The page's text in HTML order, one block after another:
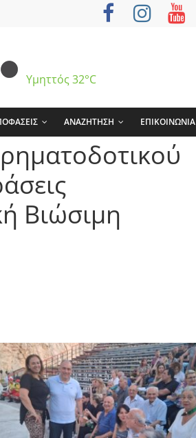
Υμηττός 32°C
ΑΝΑΖΗΤΗΣΗ ΕΠΙΚΟΙΝΩΝΙΑ
Βιώσιμη